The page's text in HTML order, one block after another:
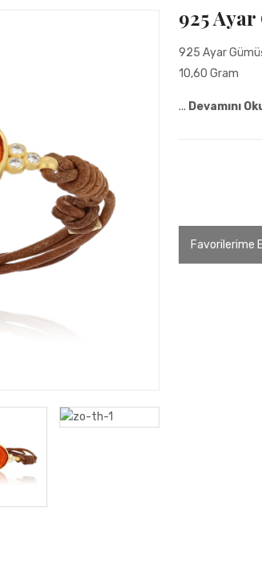
925
925 Ayar
10,60 Gram
... Devamını
Favorilerime